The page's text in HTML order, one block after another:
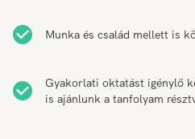
Munka és család mellett is
Gyakorlati oktatást igénylő
is ajánlunk a tanfolyam